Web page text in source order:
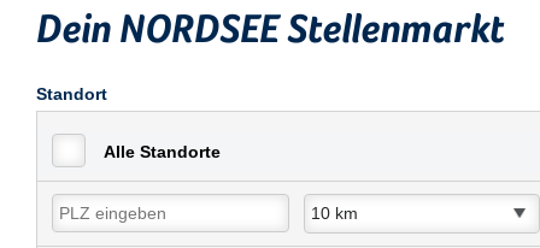
Dein NORDSEE Stellenmarkt
Standort
Alle Standorte